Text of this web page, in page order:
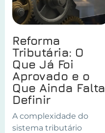
Reforma
Tributária: O
Que Já Foi
Aprovado e o
Que Ainda Falta
Definir
A complexidade do
sistema tributário